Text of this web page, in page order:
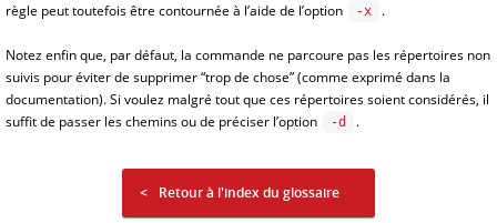
règle peut toutefois être contournée à l’aide de l’option
-x .
Notez enfin que, par défaut, la commande ne parcoure pas les répertoires non
suivis pour éviter de supprimer “trop de chose” (comme exprimé dans la
documentation). Si voulez malgré tout que ces répertoires soient considérés, il
suffit de passer les chemins ou de préciser l’option
-d .
Retour à l'index du glossaire